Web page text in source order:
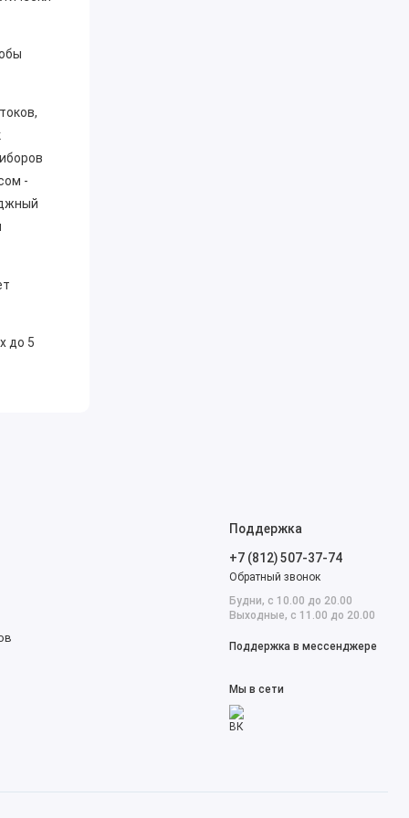
-
до 5
Поддержка
+7 (812) 507-37-74
Обратный звонок
Будни, с 10.00 до 20.00
Выходные, с 11.00 до 20.00
Поддержка в мессенджере
Мы в сети